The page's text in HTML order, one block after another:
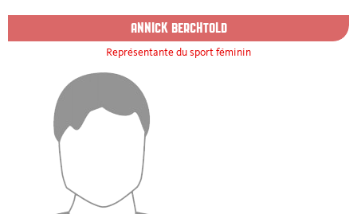
ANNICK BERCHTOLD
Représentante du sport féminin